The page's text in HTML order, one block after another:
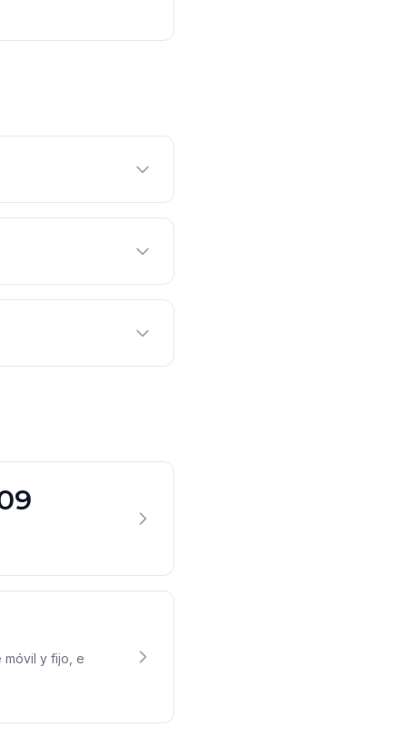
móvil y fijo, e